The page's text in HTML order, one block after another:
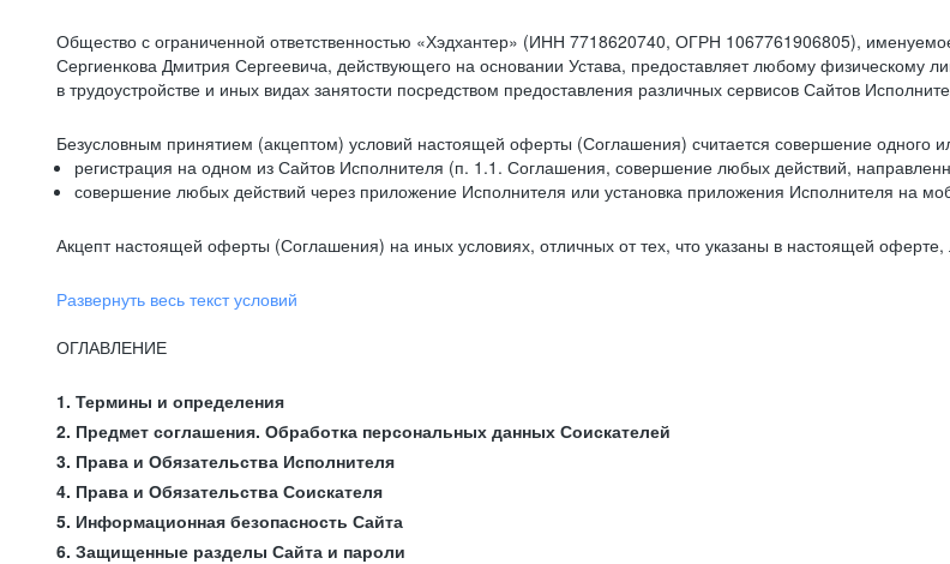
Общество с ограниченной ответственностью «Хэдхантер» (ИНН 7718620740, ОГРН 1067761906805),
Сергиенкова Дмитрия Сергеевича, действующего на основании Устава, предоставляет любому физическому
в трудоустройстве и иных видах занятости посредством предоставления различных сервисов Сайтов
Безусловным принятием (акцептом) условий настоящей оферты (Соглашения) считается совершение одного
регистрация на одном из Сайтов Исполнителя (п. 1.1. Соглашения, совершение любых действий,
совершение любых действий через приложение Исполнителя или установка приложения Исполнителя на
Акцепт настоящей оферты (Соглашения) на иных условиях, отличных от тех, что указаны в настоящей оферте,
Развернуть весь текст условий
ОГЛАВЛЕНИЕ
1. Термины и определения
2. Предмет соглашения. Обработка персональных данных Соискателей
3. Права и Обязательства Исполнителя
4. Права и Обязательства Соискателя
5. Информационная безопасность Сайта
6. Защищенные разделы Сайта и пароли